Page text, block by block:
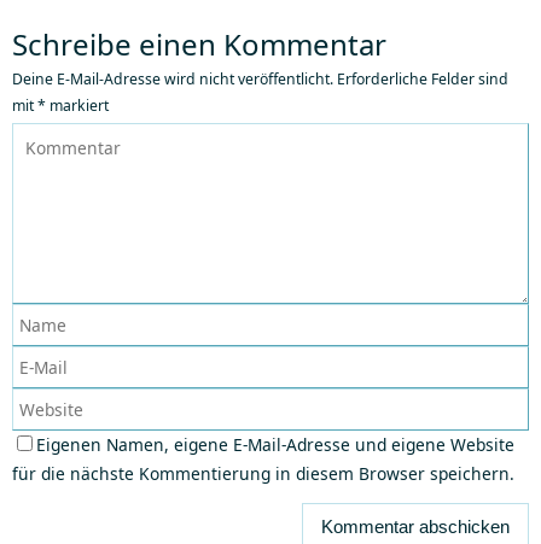
Schreibe einen Kommentar
Deine E-Mail-Adresse wird nicht veröffentlicht. Erforderliche Felder sind
mit* markiert
Eigenen Namen, eigene E-Mail-Adresse und eigene Website
für die nächste Kommentierung in diesem Browser speichern.